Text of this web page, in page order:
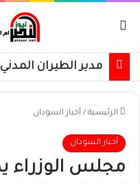
الرئيسية / أخبار السودان
أخبار السودان
مجلس